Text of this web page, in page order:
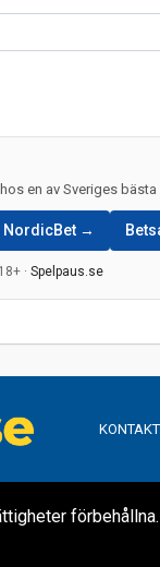
en av Sveriges
NordicBet →
· Spelpaus.se